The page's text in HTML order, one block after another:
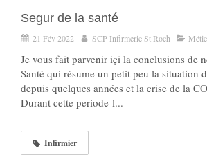
Segur de la santé
21 Fév 2022 SCP Infirmerie St Roch
Je vous fait parvenir içi la conclusions de
Santé qui résume un petit peu la situation
depuis quelques années et la crise de la
Durant cette periode l...
Infirmier